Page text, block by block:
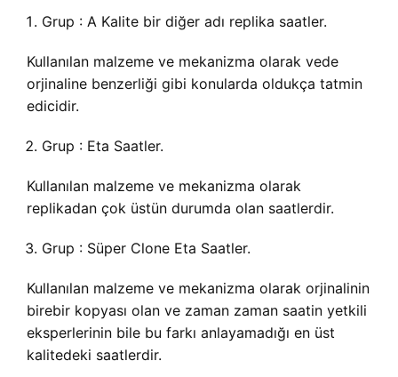
Grup : A Kalite bir diğer adı replika saatler.
Kullanılan malzeme ve mekanizma olarak vede
orjinaline benzerliği gibi konularda oldukça tatmin
edicidir.
Grup : Eta Saatler.
Kullanılan malzeme ve mekanizma olarak
replikadan çok üstün durumda olan saatlerdir.
Grup : Süper Clone Eta Saatler.
Kullanılan malzeme ve mekanizma olarak orjinalinin
birebir kopyası olan ve zaman zaman saatin yetkili
eksperlerinin bile bu farkı anlayamadığı en üst
kalitedeki saatlerdir.